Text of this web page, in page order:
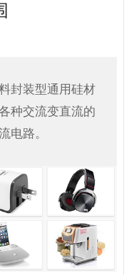
封装型通用硅材
种交流变直流的
电路。